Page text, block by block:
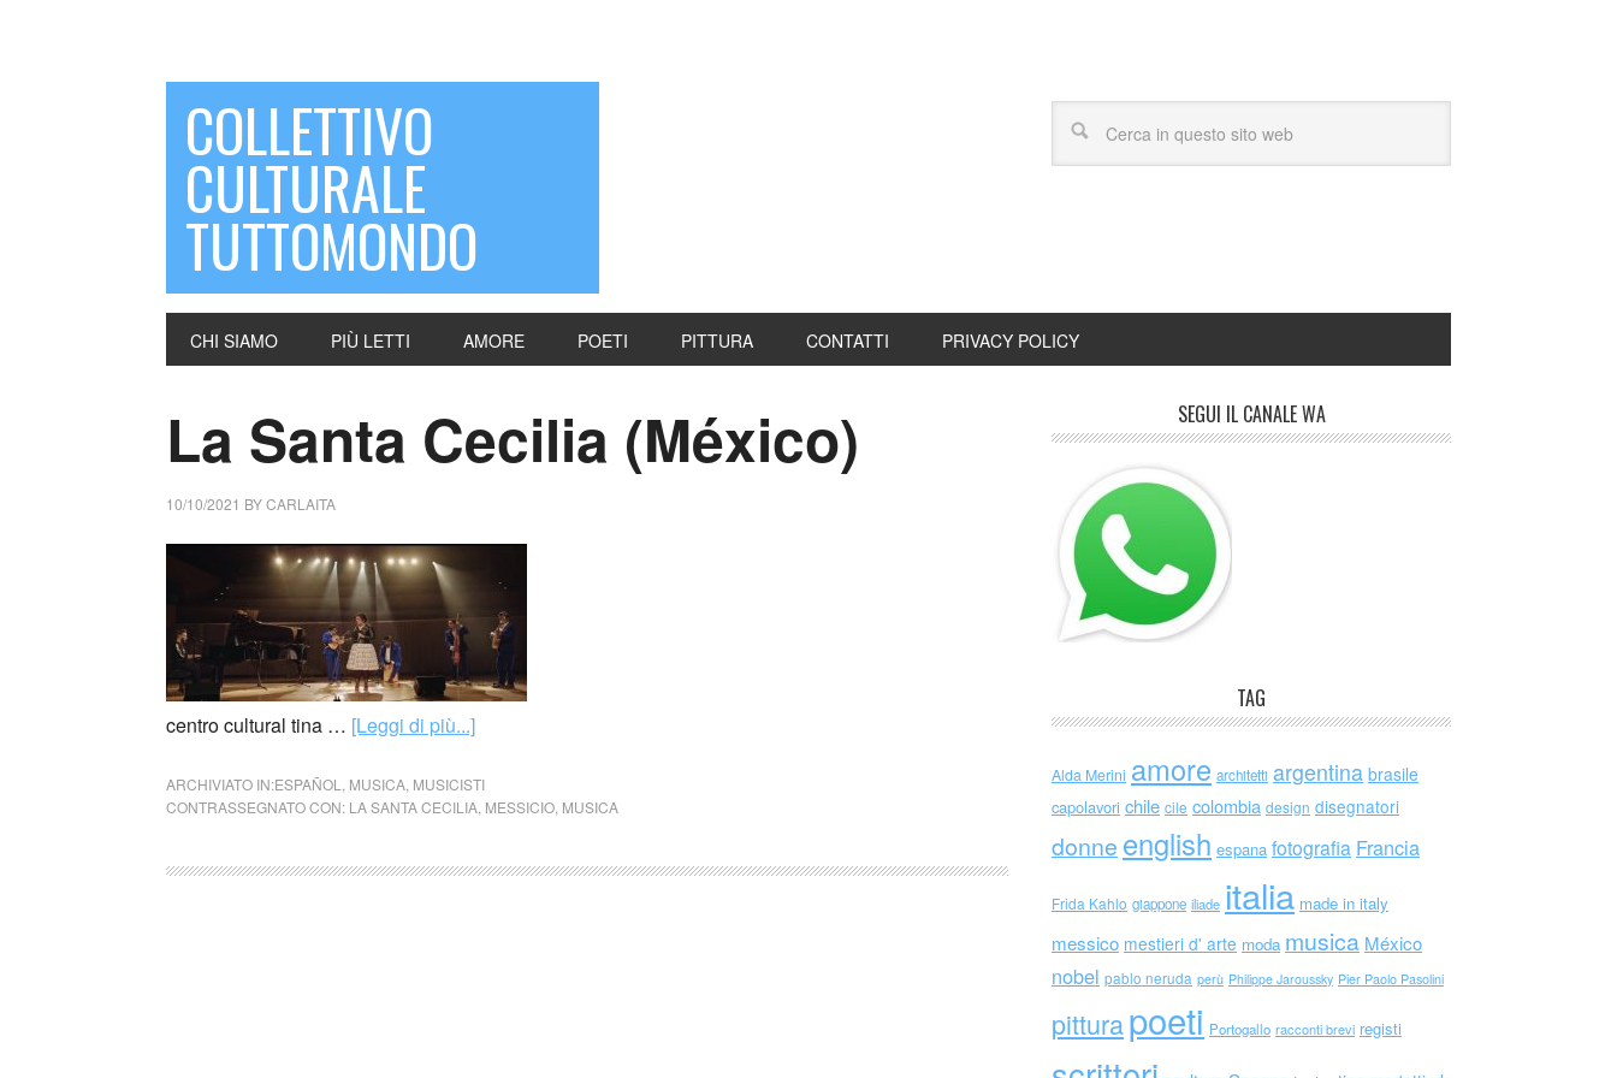
COLLETTIVO
CULTURALE
TUTTOMONDO
CHI SIAMO PIÙ LETTI AMORE POETI PITTURA CONTATTI PRIVACY POLICY
La Santa Cecilia (México)
10/10/2021 BYCARLAITA
centro cultural tina … [Leggi di più...]
ARCHIVIATO IN:ESPAÑOL MUSICA MUSICISTI
CONTRASSEGNATO CON: LA SANTA CECILIA MESSICIO MUSICA
SEGUI IL CANALE WA
TAG
Alda Merini amore architetti argentina brasile
capolavori chile cile colombia design disegnatori
donne english espana fotografia Francia
Frida Kahlo giappone iliade italia made in italy
messico mestieri d' arte moda musica México
nobel pablo neruda perù Philippe Jaroussky Pier Paolo Pasolini
pitturapoeti Portogallo racconti brevi registi